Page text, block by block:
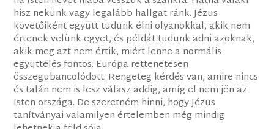
hisz nekünk vagy legalább hallgat ránk. Jézus
követőiként együtt tudunk élni olyanokkal, akik nem
értenek velünk egyet, és példát tudunk adni azoknak,
akik meg azt nem értik, miért lenne a normális
együttélés fontos. Európa rettenetesen
összegubancolódott. Rengeteg kérdés van, amire nincs
és talán nem is lesz válasz addig, amíg el nem jön az
Isten országa. De szeretném hinni, hogy Jézus
tanítványai valamilyen értelemben még mindig